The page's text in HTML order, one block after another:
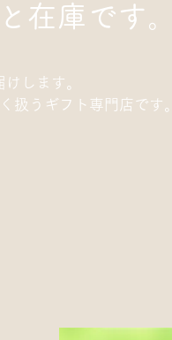
在庫です。
します。
扱うギフト専門店です。